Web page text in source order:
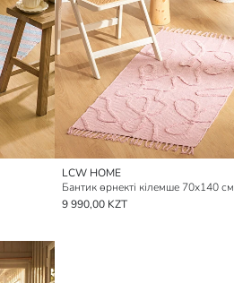
LCW HOME
Бантик өрнекті кілемше 70x140 см
9 990,00 KZT